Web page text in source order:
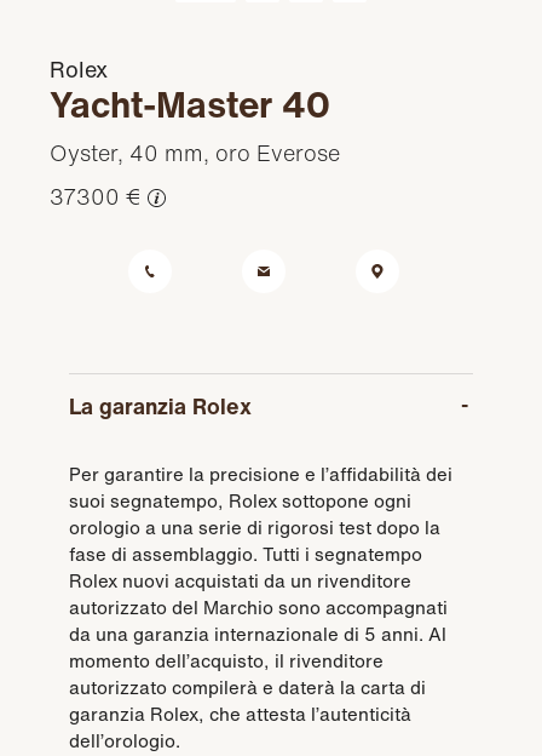
Rolex
Yacht-Master 40
Oyster, 40 mm, oro Everose
37300 €
La garanzia Rolex
Per garantire la precisione e l’affidabilità dei
suoi segnatempo, Rolex sottopone ogni
orologio a una serie di rigorosi test dopo la
fase di assemblaggio. Tutti i segnatempo
Rolex nuovi acquistati da un rivenditore
autorizzato del Marchio sono accompagnati
da una garanzia internazionale di 5 anni. Al
momento dell’acquisto, il rivenditore
autorizzato compilerà e daterà la carta di
garanzia Rolex, che attesta l’autenticità
dell’orologio.